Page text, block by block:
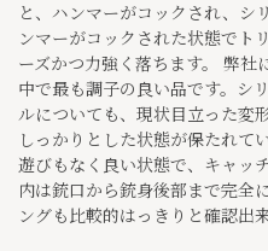
と、ハンマーがコックされ、シ
ンマーがコックされた状態でト
ーズかつ力強く落ちます。 弊社
中で最も調子の良い品です。シ
ルについても、現状目立った変
しっかりとした状態が保たれて
遊びもなく良い状態で、キャッ
内は銃口から銃身後部まで完全
ングも比較的はっきりと確認出来